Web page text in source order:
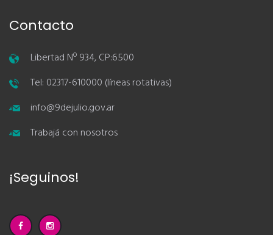
Contacto
Libertad Nº 934, CP:6500
Tel: 02317-610000 (líneas rotativas)
info@9dejulio.gov.ar
Trabajá con nosotros
¡Seguinos!